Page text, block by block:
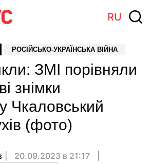
RU
РОСІЙСЬКО-УКРАЇНСЬКА ВІЙНА
ЗМІ порівняли
знімки
Чкаловський
(фото)
20.09.2023 в 21:17